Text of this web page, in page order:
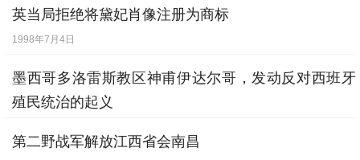
英当局拒绝将黛妃肖像注册为商标
1998年7月4日
墨西哥多洛雷斯教区神甫伊达尔哥，发动反对西班牙
殖民统治的起义
第二野战军解放江西省会南昌